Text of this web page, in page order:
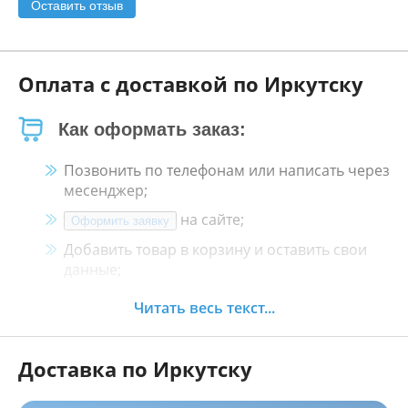
Оставить отзыв
Оплата с доставкой по Иркутску
Как оформать заказ:
Позвонить по телефонам или написать через
месенджер;
Оформить заявку
на сайте;
Добавить товар в корзину и оставить свои
данные;
Менеджер свяжется с Вами в течение 30
Как оплатить:
Читать весь текст...
Доставка по Иркутску